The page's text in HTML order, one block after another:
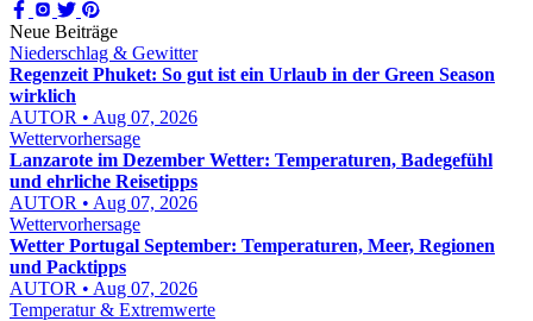
Neue Beiträge
Niederschlag & Gewitter
Regenzeit Phuket: So gut ist ein Urlaub in der Green Season
wirklich
AUTOR • Aug 07, 2026
Wettervorhersage
Lanzarote im Dezember Wetter: Temperaturen, Badegefühl
und ehrliche Reisetipps
AUTOR • Aug 07, 2026
Wettervorhersage
Wetter Portugal September: Temperaturen, Meer, Regionen
und Packtipps
AUTOR • Aug 07, 2026
Temperatur & Extremwerte